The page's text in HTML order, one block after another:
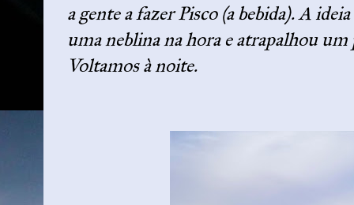
a gente a fazer Pisco (a bebida). A
uma neblina na hora e atrapalhou
Voltamos à noite.